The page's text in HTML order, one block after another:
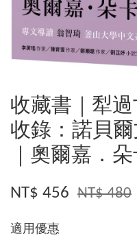
收藏書｜犁
收錄：諾貝
｜奧爾嘉．
NT$ 456 NT$ 480
適用優惠